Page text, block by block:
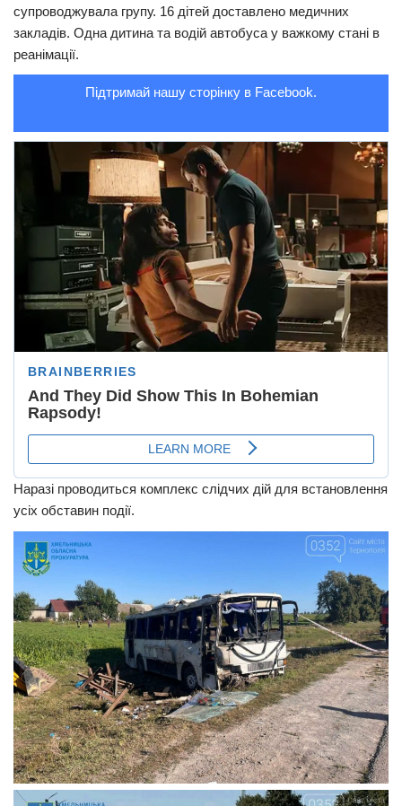
супроводжувала групу. 16 дітей доставлено медичних
закладів. Одна дитина та водій автобуса у важкому стані в
реанімації.
Підтримай нашу сторінку в Facebook.
Наразі проводиться комплекс слідчих дій для встановлення
усіх обставин події.